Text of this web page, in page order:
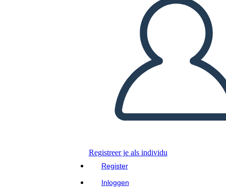
Registreer je als individu
Register
Inloggen
DIAVOORSTELLING AFSPELEN
LEES MIJ VOOR